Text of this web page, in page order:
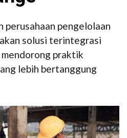
perusahaan pengelolaan
solusi terintegrasi
praktik
lebih bertanggung